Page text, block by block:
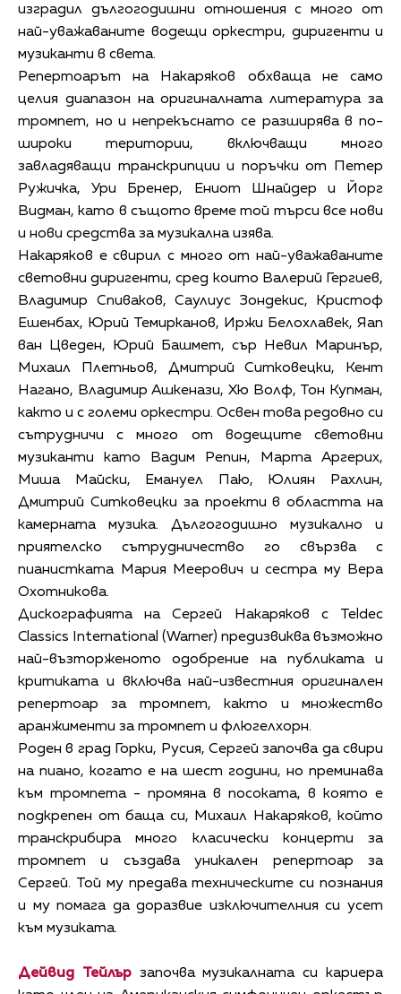
изградил дългогодишни отношения с много от
най-уважаваните водещи оркестри, диригенти и
музиканти в света.
Репертоарът на Накаряков обхваща не само
целия диапазон на оригиналната литература за
тромпет, но и непрекъснато се разширява в по-
широки територии, включващи много
завладяващи транскрипции и поръчки от Петер
Ружичка, Ури Бренер, Ениот Шнайдер и Йорг
Видман, като в същото време той търси все нови
и нови средства за музикална изява.
Накаряков е свирил с много от най-уважаваните
световни диригенти, сред които Валерий Гергиев,
Владимир Спиваков, Саулиус Зондекис, Кристоф
Ешенбах, Юрий Темирканов, Иржи Белохлавек, Яап
ван Цведен, Юрий Башмет, сър Невил Маринър,
Михаил Плетньов, Дмитрий Ситковецки, Кент
Нагано, Владимир Ашкенази, Хю Волф, Тон Купман,
както и с големи оркестри. Освен това редовно си
сътрудничи с много от водещите световни
музиканти като Вадим Репин, Марта Аргерих,
Миша Майски, Емануел Паю, Юлиян Рахлин,
Дмитрий Ситковецки за проекти в областта на
камерната музика. Дългогодишно музикално и
приятелско сътрудничество го свързва с
пианистката Мария Меерович и сестра му Вера
Охотникова.
Дискографията на Сергей Накаряков с Teldec
Classics International (Warner) предизвиква възможно
най-възторженото одобрение на публиката и
критиката и включва най-известния оригинален
репертоар за тромпет, както и множество
аранжименти за тромпет и флюгелхорн.
Роден в град Горки, Русия, Сергей започва да свири
на пиано, когато е на шест години, но преминава
към тромпета - промяна в посоката, в която е
подкрепен от баща си, Михаил Накаряков, който
транскрибира много класически концерти за
тромпет и създава уникален репертоар за
Сергей. Той му предава техническите си познания
и му помага да доразвие изключителния си усет
към музиката.
Дейвид Тейлързапочва музикалната си кариера